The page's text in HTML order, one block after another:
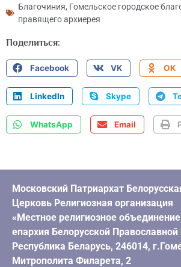
Благочиния, Гомельское городское
правящего архиерея
Поделиться:
Facebook VK OK
LinkedIn Skype
WhatsApp Email
Московский Патриархат
Церковь Религиозная организация
«Местное религиозное
епархия Белорусской
Республика Беларусь, 246014,
Митрополита Филарета, 2